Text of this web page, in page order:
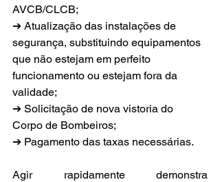
AVCB/CLCB;
➔ Atualização das instalações de
segurança, substituindo equipamentos
que não estejam em perfeito
funcionamento ou estejam fora da
validade;
➔ Solicitação de nova vistoria do
Corpo de Bombeiros;
➔ Pagamento das taxas necessárias.
Agir rapidamente demonstra